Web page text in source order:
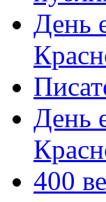
День
День
400